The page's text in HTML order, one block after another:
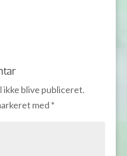
ikke blive publiceret.
med *